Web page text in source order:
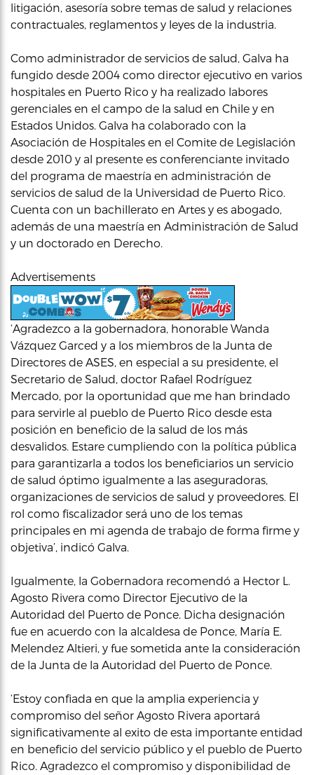
litigación, asesoría sobre temas de salud y relaciones
contractuales, reglamentos y leyes de la industria.
Como administrador de servicios de salud, Galva ha
fungido desde 2004 como director ejecutivo en varios
hospitales en Puerto Rico y ha realizado labores
gerenciales en el campo de la salud en Chile y en
Estados Unidos. Galva ha colaborado con la
Asociación de Hospitales en el Comite de Legislación
desde 2010 y al presente es conferenciante invitado
del programa de maestría en administración de
servicios de salud de la Universidad de Puerto Rico.
Cuenta con un bachillerato en Artes y es abogado,
además de una maestría en Administración de Salud
y un doctorado en Derecho.
Advertisements
‘Agradezco a la gobernadora, honorable Wanda
Vázquez Garced y a los miembros de la Junta de
Directores de ASES, en especial a su presidente, el
Secretario de Salud, doctor Rafael Rodríguez
Mercado, por la oportunidad que me han brindado
para servirle al pueblo de Puerto Rico desde esta
posición en beneficio de la salud de los más
desvalidos. Estare cumpliendo con la política pública
para garantizarla a todos los beneficiarios un servicio
de salud óptimo igualmente a las aseguradoras,
organizaciones de servicios de salud y proveedores. El
rol como fiscalizador será uno de los temas
principales en mi agenda de trabajo de forma firme y
objetiva’, indicó Galva.
Igualmente, la Gobernadora recomendó a Hector L.
Agosto Rivera como Director Ejecutivo de la
Autoridad del Puerto de Ponce. Dicha designación
fue en acuerdo con la alcaldesa de Ponce, María E.
Melendez Altieri, y fue sometida ante la consideración
de la Junta de la Autoridad del Puerto de Ponce.
‘Estoy confiada en que la amplia experiencia y
compromiso del señor Agosto Rivera aportará
significativamente al exito de esta importante entidad
en beneficio del servicio público y el pueblo de Puerto
Rico. Agradezco el compromiso y disponibilidad de